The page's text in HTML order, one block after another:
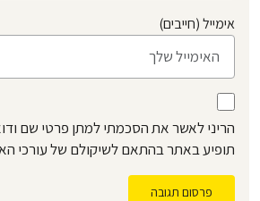
אימייל (חייבים)
הריני לאשר את הסכמתי למתן פרטי שם
תופיע באתר בהתאם לשיקולם של עורכי
פרסום תגובה